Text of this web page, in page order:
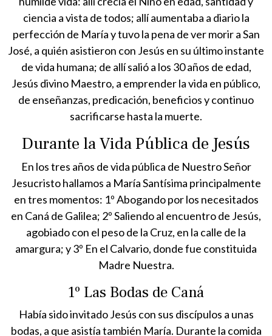
ciencia a vista de todos; allí aumentaba a diario la
perfección de María y tuvo la pena de ver morir a San
José, a quién asistieron con Jesús en su último instante
de vida humana; de allí salió a los 30 años de edad,
Jesús divino Maestro, a emprender la vida en público,
de enseñanzas, predicación, beneficios y continuo
sacrificarse hasta la muerte.
Durante la Vida Pública de Jesús
En los tres años de vida pública de Nuestro Señor
Jesucristo hallamos a María Santísima principalmente
en tres momentos: 1º Abogando por los necesitados
en Caná de Galilea; 2º Saliendo al encuentro de Jesús,
agobiado con el peso de la Cruz, en la calle de la
amargura; y 3º En el Calvario, donde fue constituida
Madre Nuestra.
1º Las Bodas de Caná
Había sido invitado Jesús con sus discípulos a unas
bodas, a que asistía también María. Durante la comida